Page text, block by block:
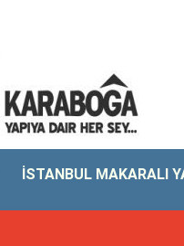
İSTANBUL MAKARALI